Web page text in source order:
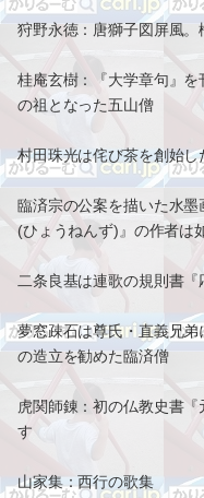
狩野永徳：唐獅子図屏風。
桂庵玄樹：『大学章句』
の祖となった五山僧
村田珠光は侘び茶を創始し
臨済宗の公案を描いた水墨
(ひょうねんず)』の作者は
二条良基は連歌の規則書『
夢窓疎石は尊氏・直義兄
の造立を勧めた臨済僧
虎関師錬：初の仏教史書
す
山家集：西行の歌集